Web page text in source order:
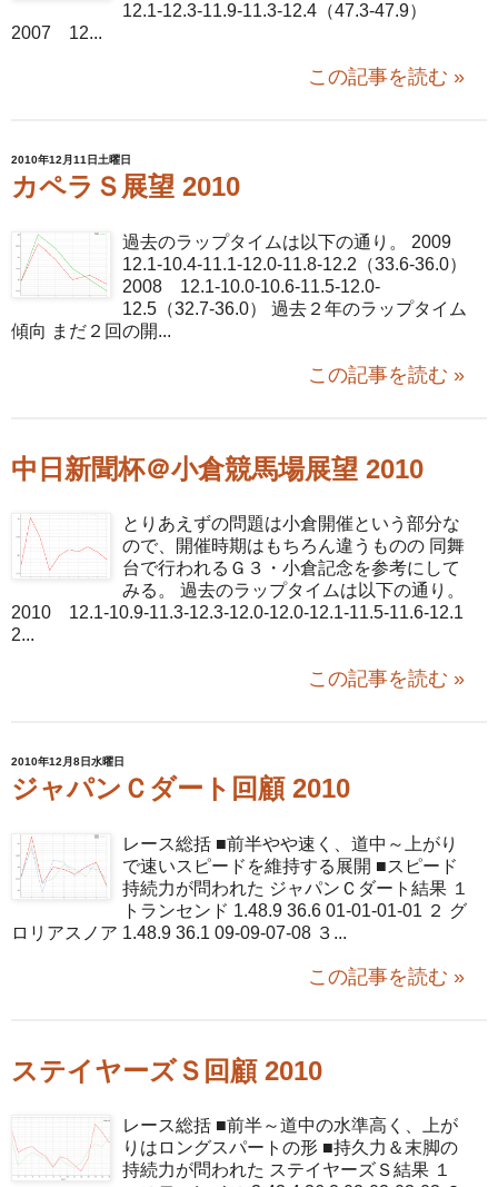
12.1-12.3-11.9-11.3-12.4（47.3-47.9）
2007 12...
この記事を読む »
2010年12月11日土曜日
カペラＳ展望 2010
過去のラップタイムは以下の通り。 2009
12.1-10.4-11.1-12.0-11.8-12.2（33.6-36.0）
2008 12.1-10.0-10.6-11.5-12.0-
12.5（32.7-36.0） 過去２年のラップタイム
傾向 まだ２回の開...
この記事を読む »
中日新聞杯＠小倉競馬場展望 2010
とりあえずの問題は小倉開催という部分な
ので、開催時期はもちろん違うものの 同舞
台で行われるＧ３・小倉記念を参考にして
みる。 過去のラップタイムは以下の通り。
2010 12.1-10.9-11.3-12.3-12.0-12.0-12.1-11.5-11.6-12.1
2...
この記事を読む »
2010年12月8日水曜日
ジャパンＣダート回顧 2010
レース総括 ■前半やや速く、道中～上がり
で速いスピードを維持する展開 ■スピード
持続力が問われた ジャパンＣダート結果 １
トランセンド 1.48.9 36.6 01-01-01-01 ２ グ
ロリアスノア 1.48.9 36.1 09-09-07-08 ３...
この記事を読む »
ステイヤーズＳ回顧 2010
レース総括 ■前半～道中の水準高く、上が
りはロングスパートの形 ■持久力＆末脚の
持続力が問われた ステイヤーズＳ結果 １